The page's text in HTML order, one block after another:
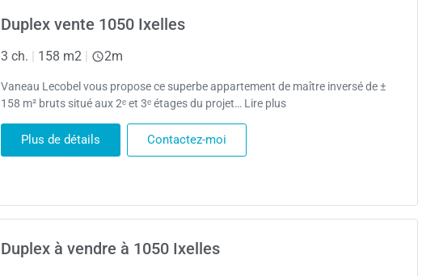
Duplex vente 1050 Ixelles
3 ch. 158 m2 2m
Vaneau Lecobel vous propose ce superbe appartement de maître inversé de ±
158 m² bruts situé aux 2ᵉ et 3ᵉ étages du projet… Lire plus
Plus de détails Contactez-moi
Duplex à vendre à 1050 Ixelles